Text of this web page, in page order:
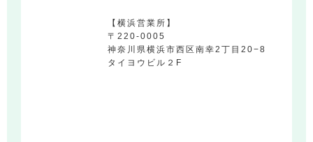
【横浜営業所】
〒220-0005
神奈川県横浜市西区南幸2丁目20−8
タイヨウビル２F